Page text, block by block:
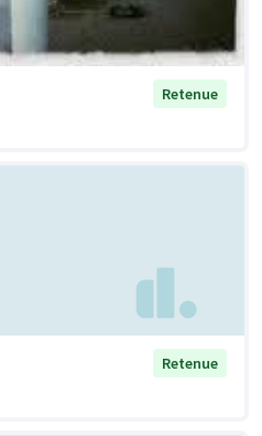
Retenue
Retenue